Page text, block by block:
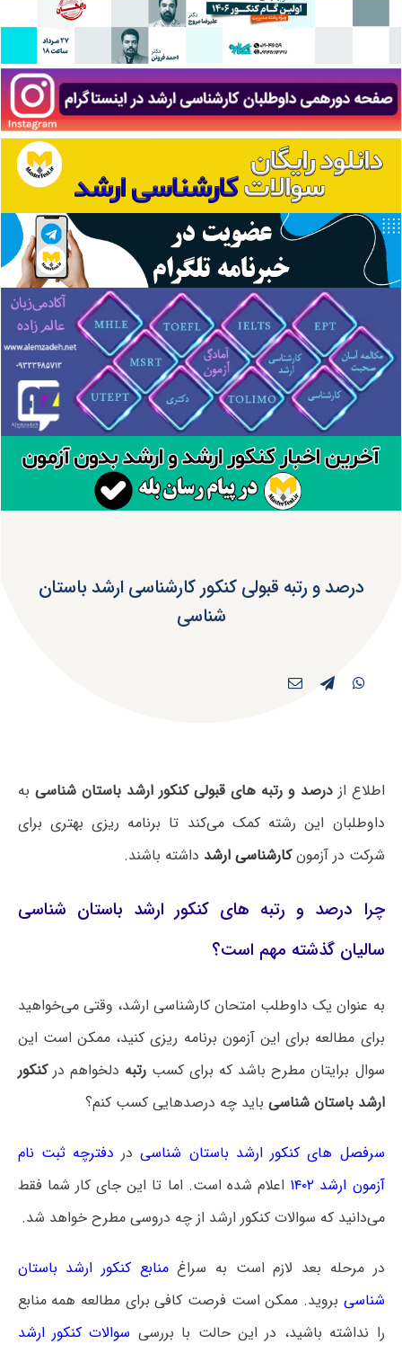
درصد و رتبه قبولی کنکور کارشناسی ارشد باستان‌
شناسی
اطلاع ازدرصد و رتبه های قبولی کنکور ارشد باستان‌ شناسی به
داوطلبان این رشته کمک می‌کند تا برنامه ریزی بهتری برای
شرکت در آزمونکارشناسی ارشد داشته باشند.
چرا درصد و رتبه های کنکور ارشد باستان‌ شناسی
سالیان گذشته مهم است؟
به عنوان یک داوطلب امتحان کارشناسی ارشد، وقتی می‌خواهید
برای مطالعه برای این آزمون برنامه ریزی کنید، ممکن است این
سوال برایتان مطرح باشد که برای کسبرتبه دلخواهم درکنکور
ارشد باستان‌ شناسی باید چه درصدهایی کسب کنم؟
سرفصل های کنکور ارشد باستان‌ شناسیدر دفترچه ثبت نام
آزمون ارشد ۱۴۰۲
اعلام شده است. اما تا این جای کار شما فقط
می‌دانید که سوالات کنکور ارشد از چه دروسی مطرح خواهد شد.
در مرحله بعد لازم است به سراغمنابع کنکور ارشد باستان‌
شناسی بروید. ممکن است فرصت کافی برای مطالعه همه منابع
را نداشته باشید، در این حالت با بررسی سوالات کنکور ارشد